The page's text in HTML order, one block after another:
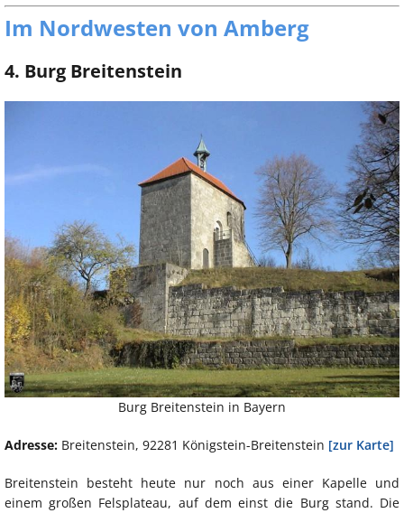
Im Nordwesten von Amberg
4. Burg Breitenstein
Burg Breitenstein in Bayern
Adresse: Breitenstein, 92281 Königstein-Breitenstein [zur Karte]
Breitenstein besteht heute nur noch aus einer Kapelle und
einem großen Felsplateau, auf dem einst die Burg stand. Die